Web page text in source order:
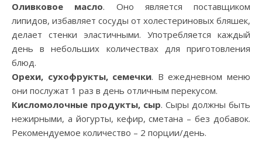
Оливковое масло. Оно является поставщиком
липидов, избавляет сосуды от холестериновых бляшек,
делает стенки эластичными. Употребляется каждый
день в небольших количествах для приготовления
блюд.
Орехи, сухофрукты, семечки. В ежедневном меню
они послужат 1 раз в день отличным перекусом.
Кисломолочные продукты, сыр. Сыры должны быть
нежирными, а йогурты, кефир, сметана – без добавок.
Рекомендуемое количество – 2 порции/день.